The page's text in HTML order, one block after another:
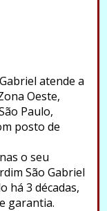
atende a
Oeste,
Paulo,
posto de
o seu
São Gabriel
há 3 décadas,
garantia.